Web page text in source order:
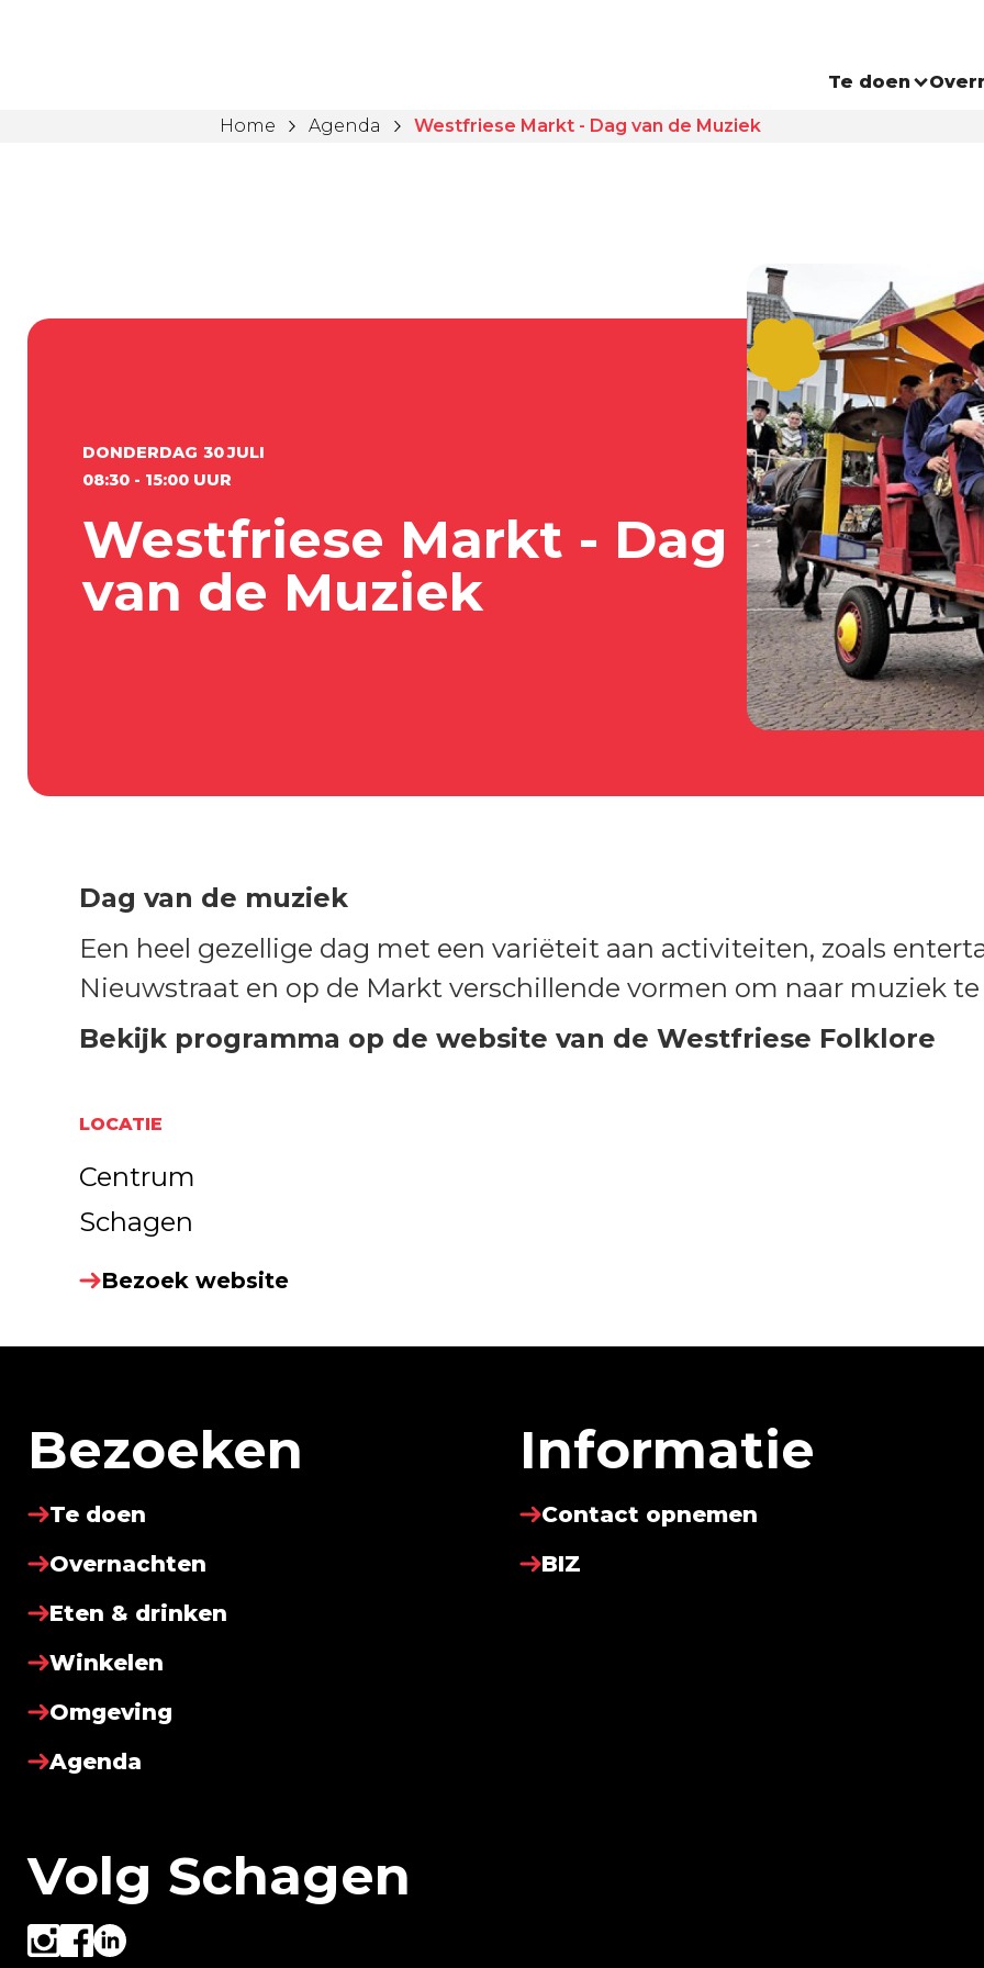
Te doen
Home Agenda Westfriese Markt - Dag van de Muziek
DONDERDAG 30JULI
08:30 - 15:00 UUR
Westfriese Markt - Dag
van de Muziek
Dag van de muziek
Een heel gezellige dag met een variëteit aan activiteiten, zoals
Nieuwstraat en op de Markt verschillende vormen om naar muziek
Bekijk programma op de website van de Westfriese Folklore
LOCATIE
Centrum
Schagen
Bezoek website
Bezoeken
Te doen
Overnachten
Eten & drinken
Winkelen
Omgeving
Agenda
Informatie
Contact opnemen
BIZ
Volg Schagen